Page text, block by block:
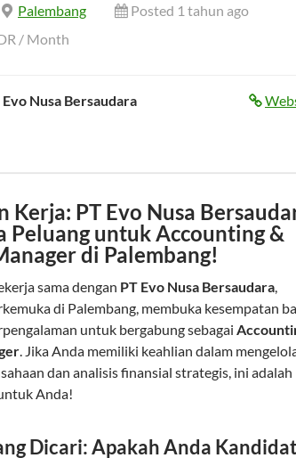
Palembang
Posted 1 tahun ago
/ Month
Evo Nusa Bersaudara
Kerja: PT Evo Nusa
Peluang untuk Accounting &
di Palembang!
sama dengan PT Evo Nusa Bersaudara,
di Palembang, membuka kesempatan
untuk bergabung sebagai
. Jika Anda memiliki keahlian dalam
dan analisis finansial strategis, ini adalah
Anda!
Dicari: Apakah Anda Kandidat